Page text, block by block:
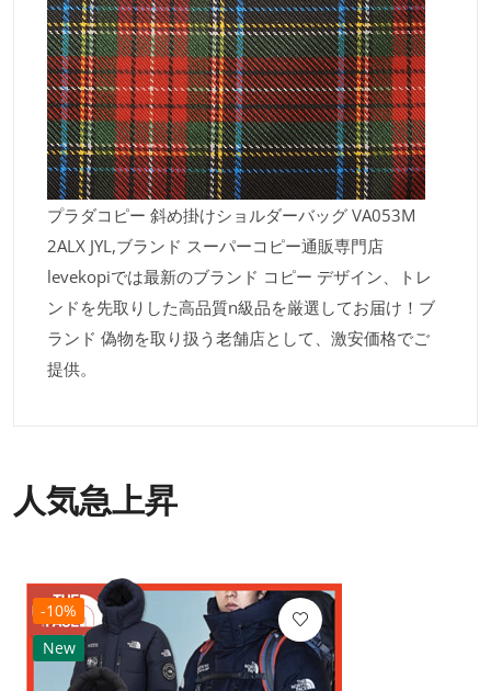
プラダコピー 斜め掛けショルダーバッグ VA053M
2ALX JYL,ブランド スーパーコピー通販専門店
levekopiでは最新のブランド コピー デザイン、トレ
ンドを先取りした高品質n級品を厳選してお届け！ブ
ランド 偽物を取り扱う老舗店として、激安価格でご
提供。
人気急上昇
-10%
New